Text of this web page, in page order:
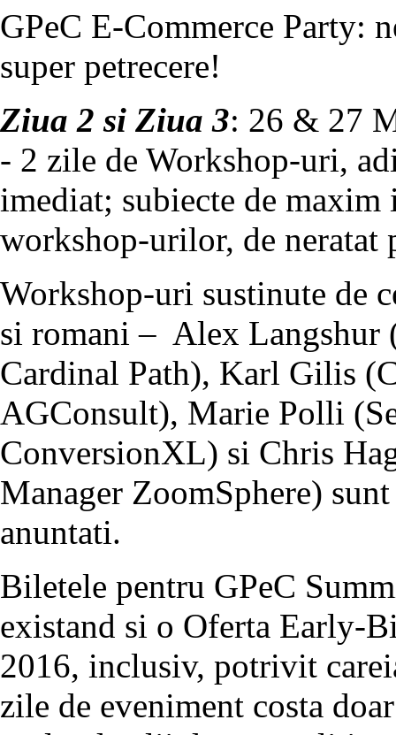
GPeC E-Commerce Party:
super petrecere!
Ziua 2 si Ziua 3: 26 & 27
- 2 zile de Workshop-uri,
imediat; subiecte de maxim
workshop-urilor, de neratat
Workshop-uri sustinute de
si romani – Alex Langshur
Cardinal Path), Karl Gilis
AGConsult), Marie Polli
ConversionXL) si Chris
Manager ZoomSphere)
anuntati.
Biletele pentru GPeC
existand si o Oferta Early-
2016, inclusiv, potrivit
zile de eveniment costa